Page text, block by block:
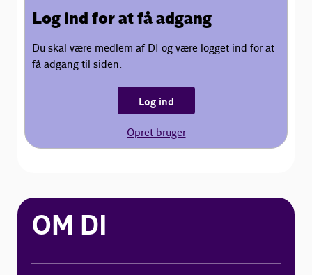
Log ind for at få adgang
Du skal være medlem af DI og være logget ind for at
få adgang til siden.
Log ind
Opret bruger
OM DI